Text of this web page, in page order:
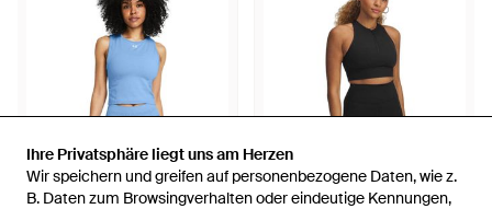
Ihre Privatsphäre liegt uns am Herzen
Wir speichern und greifen auf personenbezogene Daten, wie z.
B. Daten zum Browsingverhalten oder eindeutige Kennungen,
Ihre Privatsphäre liegt uns am Herzen
Wir speichern und greifen auf personenbezogene Daten, wie z.
B. Daten zum Browsingverhalten oder eindeutige Kennungen,